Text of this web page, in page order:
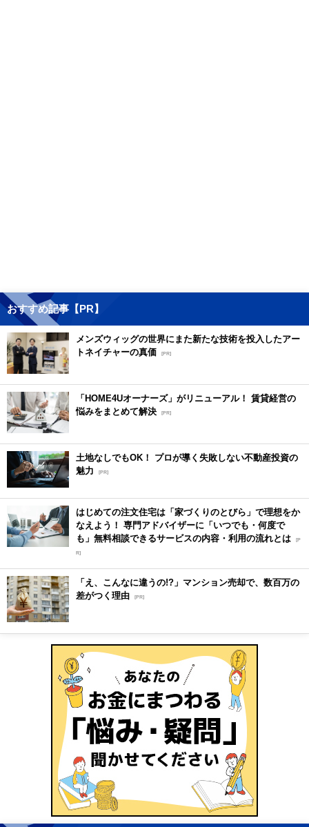
おすすめ記事【PR】
メンズウィッグの世界にまた新たな技術を投入したアー
トネイチャーの真価 [PR]
「HOME4Uオーナーズ」がリニューアル！ 賃貸経営の
悩みをまとめて解決 [PR]
土地なしでもOK！ プロが導く失敗しない不動産投資の
魅力
[PR]
はじめての注文住宅は「家づくりのとびら」で理想をか
なえよう！ 専門アドバイザーに「いつでも・何度で
も」無料相談できるサービスの内容・利用の流れとは [P
R]
「え、こんなに違うの!?」マンション売却で、数百万の
差がつく理由 [PR]